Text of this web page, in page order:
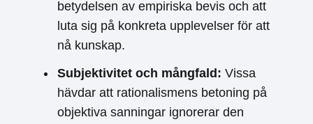
betydelsen av empiriska bevis och att
luta sig på konkreta upplevelser för att
nå kunskap.
Subjektivitet och mångfald: Vissa
hävdar att rationalismens betoning på
objektiva sanningar ignorerar den